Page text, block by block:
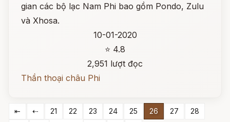
gian các bộ lạc Nam Phi bao gồm Pondo, Zulu
và Xhosa.
10-01-2020
⭐ 4.8
2,951 lượt đọc
Thần thoại châu Phi
⇤ ⇠ 21 22 23 24 25 26 27
28